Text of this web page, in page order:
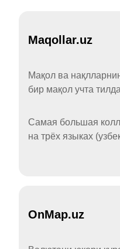
Maqollar.uz
Мақол ва
бир мақол учта
Самая большая
на трёх языках
OnMap.uz